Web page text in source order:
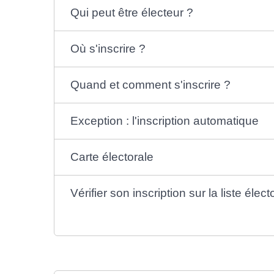
Qui peut être électeur ?
Où s'inscrire ?
Quand et comment s'inscrire ?
Exception : l'inscription automatique
Carte électorale
Vérifier son inscription sur la liste